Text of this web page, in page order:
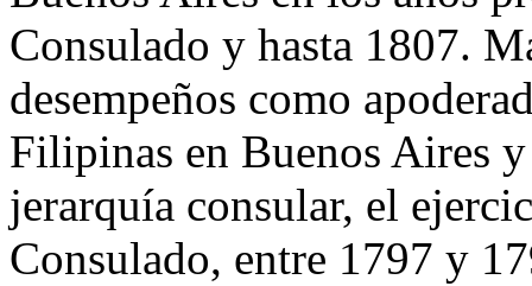
Consulado y hasta 1807.
desempeños como
Filipinas en Buenos Aires
jerarquía consular, el
Consulado, entre 1797 y